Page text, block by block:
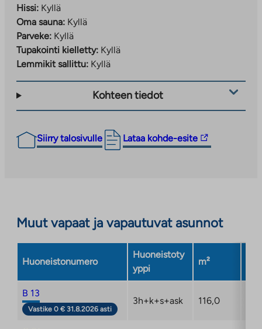
Hissi: Kyllä
Oma sauna: Kyllä
Parveke: Kyllä
Tupakointi kielletty: Kyllä
Lemmikit sallittu: Kyllä
Kohteen tiedot
Siirry talosivulle Lataa kohde-esite
Linkki
vie
uuteen
Muut vapaat ja vapautuvat asunnot
Huoneistonumero
Huoneistoty
yppi
m²
B 13
Vastike 0 € 31.8.2026 asti
3h+k+s+ask 116,0